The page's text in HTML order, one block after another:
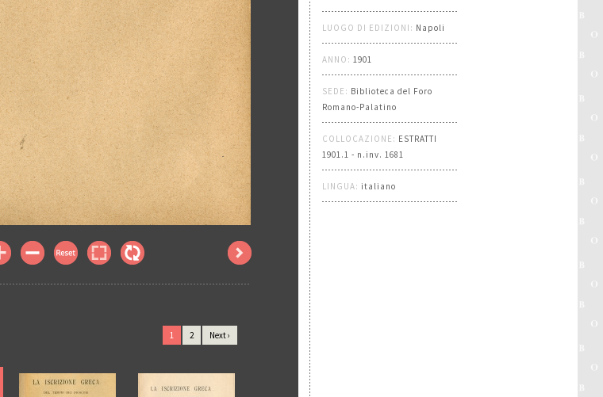
1 2 Next ›
LUOGO DI EDIZIONI: Napoli
ANNO: 1901
SEDE: Biblioteca del Foro
Romano-Palatino
COLLOCAZIONE: ESTRATTI
1901.1 - n.inv. 1681
LINGUA: italiano